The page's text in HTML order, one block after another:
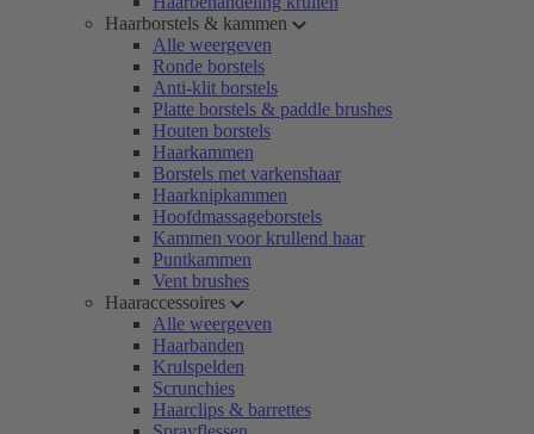
Haarborstels & kammen
Alle weergeven
Ronde borstels
Anti-klit borstels
Platte borstels & paddle brushes
Houten borstels
Haarkammen
Borstels met varkenshaar
Haarknipkammen
Hoofdmassageborstels
Kammen voor krullend haar
Puntkammen
Vent brushes
Haaraccessoires
Alle weergeven
Haarbanden
Krulspelden
Scrunchies
Haarclips & barrettes